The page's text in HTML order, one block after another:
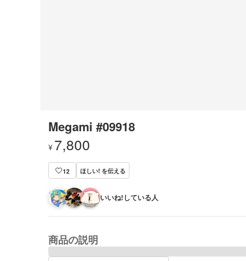
Megami #09918
¥ 7,800
12 ほしい! を伝える
いいね!している人
商品の説明